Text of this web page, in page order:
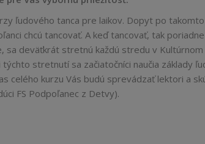
ľudového tanca pre laikov. Dopyt po
chcú tancovať. A keď tancovať, tak
sa deväťkrát stretnú každú stredu v
stretnutí sa začiatočníci naučia základy
celého kurzu Vás budú sprevádzať lektori a
FS Podpoľanec z Detvy).